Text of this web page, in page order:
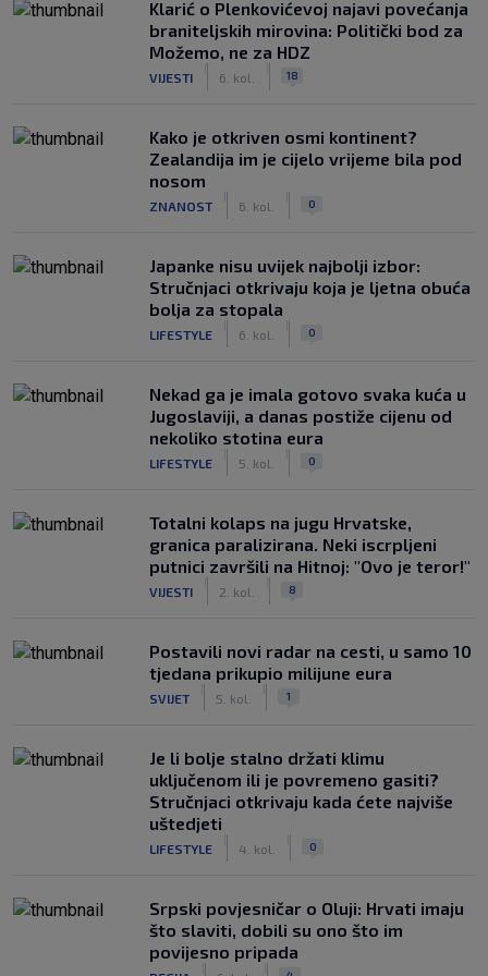
Klarić o Plenkovićevoj najavi povećanja
braniteljskih mirovina: Politički bod za
Možemo, ne za HDZ
VIJESTI 6. kol. 18
Kako je otkriven osmi kontinent?
Zealandija im je cijelo vrijeme bila pod
nosom
ZNANOST 6. kol. 0
Japanke nisu uvijek najbolji izbor:
Stručnjaci otkrivaju koja je ljetna obuća
bolja za stopala
LIFESTYLE 6. kol. 0
Nekad ga je imala gotovo svaka kuća u
Jugoslaviji, a danas postiže cijenu od
nekoliko stotina eura
LIFESTYLE 5. kol. 0
Totalni kolaps na jugu Hrvatske,
granica paralizirana. Neki iscrpljeni
putnici završili na Hitnoj: "Ovo je teror!"
VIJESTI 2. kol. 8
Postavili novi radar na cesti, u samo 10
tjedana prikupio milijune eura
SVIJET 5. kol. 1
Je li bolje stalno držati klimu
uključenom ili je povremeno gasiti?
Stručnjaci otkrivaju kada ćete najviše
uštedjeti
LIFESTYLE 4. kol. 0
Srpski povjesničar o Oluji: Hrvati imaju
što slaviti, dobili su ono što im
povijesno pripada